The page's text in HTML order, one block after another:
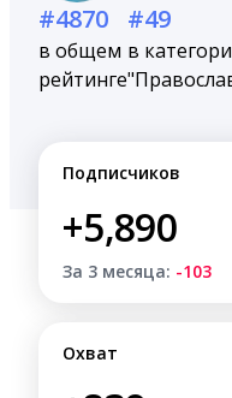
#4870
в общем
рейтинге
#49
в
Подписчиков
+5,890
За 3 месяца: -103
Охват